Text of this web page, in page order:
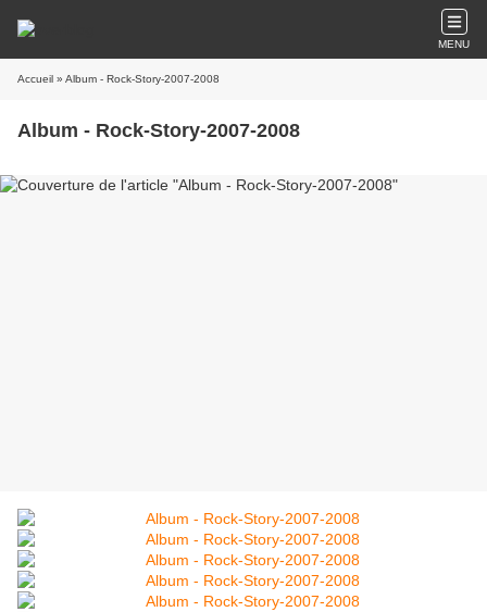
MENU
Accueil » Album - Rock-Story-2007-2008
Album - Rock-Story-2007-2008